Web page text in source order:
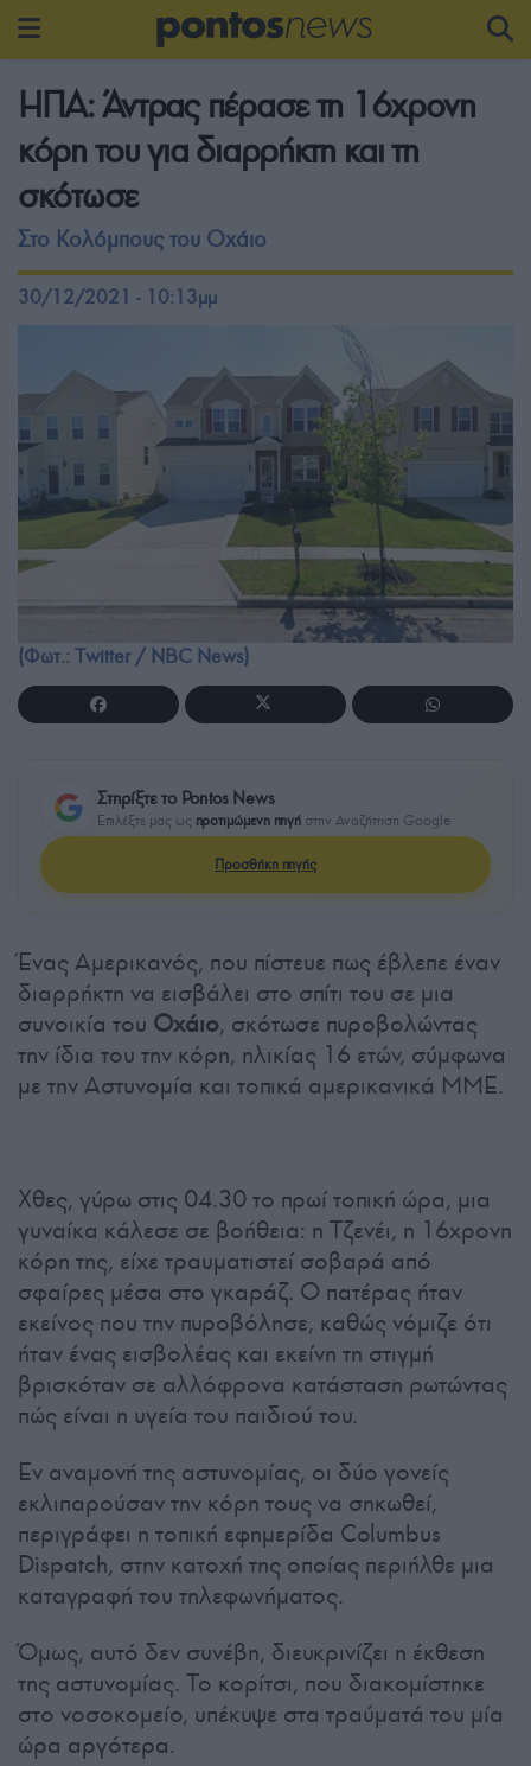
HΠΑ: Άντρας πέρασε τη 16χρονη
κόρη του για διαρρήκτη και τη
σκότωσε
Στο Κολόμπους του Οχάιο
30/12/2021 - 10:13μμ
(Φωτ.: Twitter / NBC News)
Στηρίξτε το Pontos News
Επιλέξτε μας ως προτιμώμενη πηγή στην Αναζήτηση Google
Προσθήκη πηγής
Ένας Αμερικανός, που πίστευε πως έβλεπε έναν
διαρρήκτη να εισβάλει στο σπίτι του σε μια
συνοικία του Οχάιο, σκότωσε πυροβολώντας
την ίδια του την κόρη, ηλικίας 16 ετών, σύμφωνα
με την Αστυνομία και τοπικά αμερικανικά ΜΜΕ.
Χθες, γύρω στις 04.30 το πρωί τοπική ώρα, μια
γυναίκα κάλεσε σε βοήθεια: η Τζενέι, η 16χρονη
κόρη της, είχε τραυματιστεί σοβαρά από
σφαίρες μέσα στο γκαράζ. Ο πατέρας ήταν
εκείνος που την πυροβόλησε, καθώς νόμιζε ότι
ήταν ένας εισβολέας και εκείνη τη στιγμή
βρισκόταν σε αλλόφρονα κατάσταση ρωτώντας
πώς είναι η υγεία του παιδιού του.
Εν αναμονή της αστυνομίας, οι δύο γονείς
εκλιπαρούσαν την κόρη τους να σηκωθεί,
περιγράφει η τοπική εφημερίδα Columbus
Dispatch, στην κατοχή της οποίας περιήλθε μια
καταγραφή του τηλεφωνήματος.
Όμως, αυτό δεν συνέβη, διευκρινίζει η έκθεση
της αστυνομίας. Το κορίτσι, που διακομίστηκε
στο νοσοκομείο, υπέκυψε στα τραύματά του μία
ώρα αργότερα.